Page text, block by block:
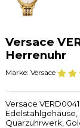
Versace
Herrenuhr
Marke: Versace
Versace
Edelstahlgehäuse,
Quarzuhrwerk,